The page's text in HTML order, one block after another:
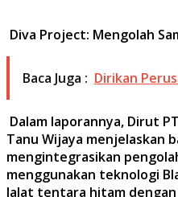
Diva Project: Mengolah
Baca Juga : Dirikan
Dalam laporannya, Dirut
Tanu Wijaya menjelaskan
mengintegrasikan
menggunakan teknologi
lalat tentara hitam